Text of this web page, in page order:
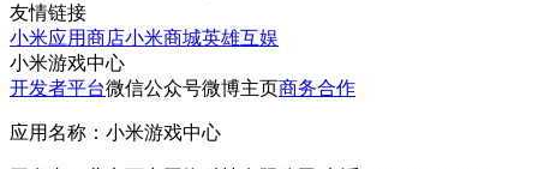
友情链接
小米应用商店小米商城英雄互娱
小米游戏中心
开发者平台微信公众号微博主页商务合作
应用名称：小米游戏中心